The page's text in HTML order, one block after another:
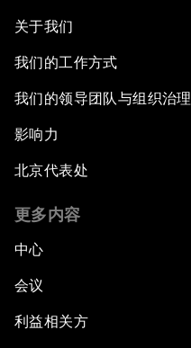
关于我们
我们的工作方式
我们的领导团队与组织治理
影响力
北京代表处
更多内容
中心
会议
利益相关方